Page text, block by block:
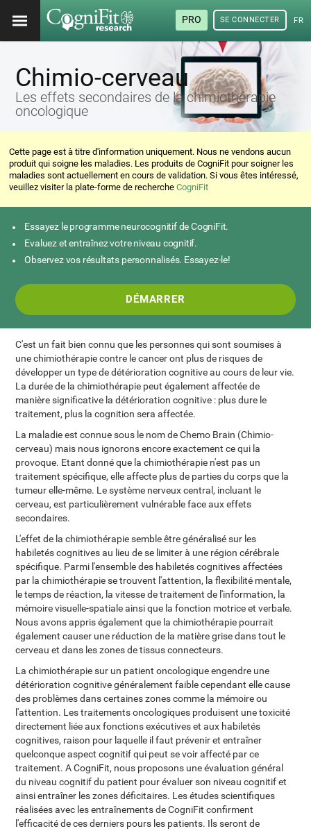
PRO SE CONNECTER
Chimio-cerveau
Les effets secondaires de la chimiothérapie
oncologique
Cette page est à titre d'information uniquement. Nous ne vendons aucun
produit qui soigne les maladies. Les produits de CogniFit pour soigner les
maladies sont actuellement en cours de validation. Si vous êtes intéressé,
veuillez visiter la plate-forme de rechercheCogniFit
Essayez le programme neurocognitif de CogniFit.
Evaluez et entraînez votre niveau cognitif.
Observez vos résultats personnalisés. Essayez-le!
DÉMARRER
C'est un fait bien connu que les personnes qui sont soumises à
une chimiothérapie contre le cancer ont plus de risques de
développer un type de détérioration cognitive au cours de leur vie.
La durée de la chimiothérapie peut également affectée de
manière significative la détérioration cognitive : plus dure le
traitement, plus la cognition sera affectée.
La maladie est connue sous le nom de Chemo Brain (Chimio-
cerveau) mais nous ignorons encore exactement ce qui la
provoque. Etant donné que la chimiothérapie n'est pas un
traitement spécifique, elle affecte plus de parties du corps que la
tumeur elle-même. Le système nerveux central, incluant le
cerveau, est particulièrement vulnérable face aux effets
secondaires.
L'effet de la chimiothérapie semble être généralisé sur les
habiletés cognitives au lieu de se limiter à une région cérébrale
spécifique. Parmi l'ensemble des habiletés cognitives affectées
par la chimiothérapie se trouvent l'attention, la flexibilité mentale,
le temps de réaction, la vitesse de traitement de l'information, la
mémoire visuelle-spatiale ainsi que la fonction motrice et verbale.
Nous avons appris également que la chimiothérapie pourrait
également causer une réduction de la matière grise dans tout le
cerveau et dans les zones de tissus connecteurs.
La chimiothérapie sur un patient oncologique engendre une
détérioration cognitive généralement faible cependant elle cause
des problèmes dans certaines zones comme la mémoire ou
l'attention. Les traitements oncologiques produisent une toxicité
directement liée aux fonctions exécutives et aux habiletés
cognitives, raison pour laquelle il faut prévenir et entraîner
quelconque aspect cognitif qui peut se voir affecté par ce
traitement. A CogniFit, nous proposons une évaluation général
du niveau cognitif du patient pour évaluer son niveau cognitif et
ainsi entraîner les zones déficitaires. Les études scientifiques
réalisées avec les entraînements de CogniFit confirment
l'efficacité de ces derniers pours les patients. Ils seront de